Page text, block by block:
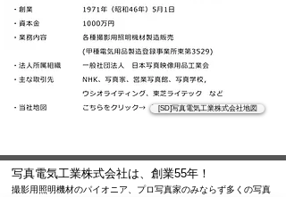
[SD]写真電気工業株式会社地図
写真電気工業株式会社は、創業55年！
撮影用照明機材のパイオニア、プロ写真家のみならず多くの写真